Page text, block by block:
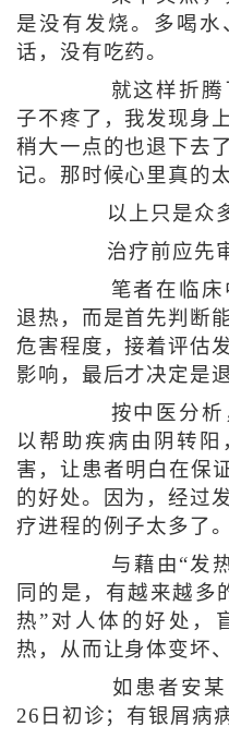
是没有发烧。多喝
话，没有吃药。
就这样折腾
子不疼了，我发现身
稍大一点的也退下去
记。那时候心里真的
以上只是众
治疗前应先
笔者在临床
退热，而是首先判断
危害程度，接着评估
影响，最后才决定是
按中医分析
以帮助疾病由阴转阳
害，让患者明白在保
的好处。因为，经过
疗进程的例子太多了。
与藉由“发
同的是，有越来越多
热”对人体的好处，
热，从而让身体变坏
如患者安某
26日初诊；有银屑病